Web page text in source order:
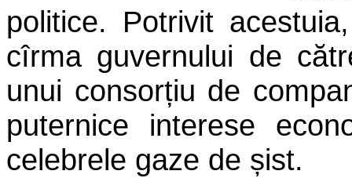
politice. Potrivit
cîrma guvernului de
unui consorțiu de
puternice interese
celebrele gaze de șist.